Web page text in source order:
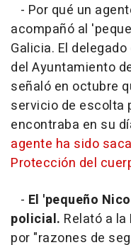
- Por qué un
acompañó al
Galicia. El
del Ayuntamiento
señaló en octubre
servicio de escolta
encontraba en su
agente ha sido
Protección del
- El 'pequeño
policial. Relató a
por "razones de